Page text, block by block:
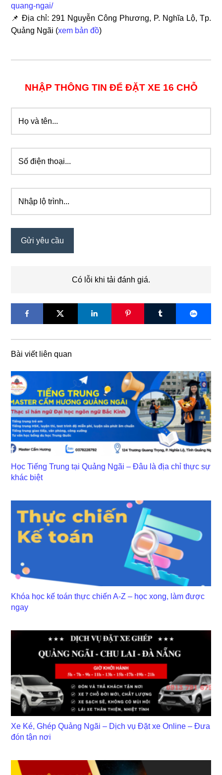
quang-ngai/
📌 Địa chỉ: 291 Nguyễn Công Phương, P. Nghĩa Lộ, Tp.
Quảng Ngãi (xem bản đồ)
NHẬP THÔNG TIN ĐỂ ĐẶT XE 16 CHỖ
Có lỗi khi tải đánh giá.
Bài viết liên quan
Học Tiếng Trung tại Quảng Ngãi – Đâu là địa chỉ thực sự
khác biệt
Khóa học kế toán thực chiến A-Z – học xong, làm được
ngay
Xe Ké, Ghép Quảng Ngãi – Dịch vụ Đặt xe Online – Đưa
đón tận nơi